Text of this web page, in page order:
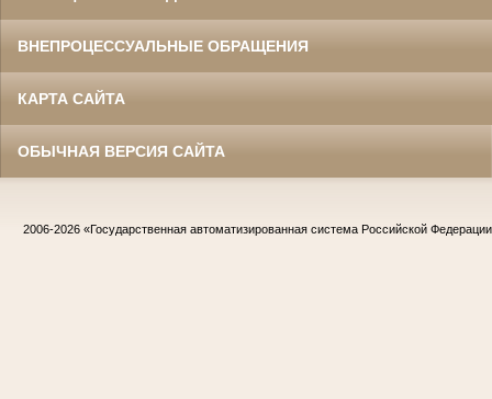
ВНЕПРОЦЕССУАЛЬНЫЕ ОБРАЩЕНИЯ
КАРТА САЙТА
ОБЫЧНАЯ ВЕРСИЯ САЙТА
2006-2026 «Государственная автоматизированная система Российской